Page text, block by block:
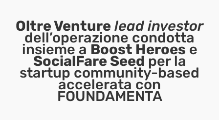
Oltre Venture lead investor
dell’operazione condotta
insieme a Boost Heroes e
SocialFare Seed per la
startup community-based
accelerata con
FOUNDAMENTA